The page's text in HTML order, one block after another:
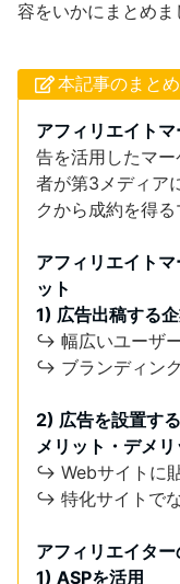
容をいかにまとめま
本記事のまとめ
アフィリエイト
告を活用したマ
者が第3メディア
クから成約を得る
アフィリエイト
ット
1) 広告出稿する
↪︎ 幅広いユーザ
↪︎ ブランディン
2) 広告を設置す
メリット・デメリ
↪︎ Webサイトに
↪︎ 特化サイトで
アフィリエイタ
1) ASPを活用